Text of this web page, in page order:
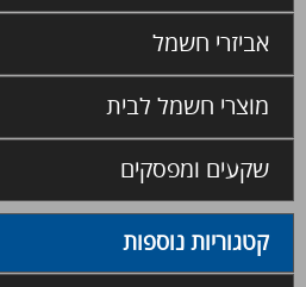
אביזרי חשמל
מוצרי חשמל לבית
שקעים ומפסקים
קטגוריות נוספות